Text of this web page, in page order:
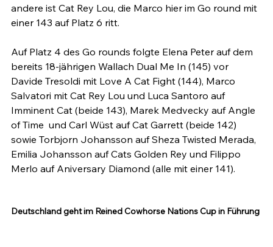
andere ist Cat Rey Lou, die Marco hier im Go round mit
einer 143 auf Platz 6 ritt.
Auf Platz 4 des Go rounds folgte Elena Peter auf dem
bereits 18-jährigen Wallach Dual Me In (145) vor
Davide Tresoldi mit Love A Cat Fight (144), Marco
Salvatori mit Cat Rey Lou und Luca Santoro auf
Imminent Cat (beide 143), Marek Medvecky auf Angle
of Time  und Carl Wüst auf Cat Garrett (beide 142)
sowie Torbjorn Johansson auf Sheza Twisted Merada,
Emilia Johansson auf Cats Golden Rey und Filippo
Merlo auf Aniversary Diamond (alle mit einer 141).
Deutschland geht im Reined Cowhorse Nations Cup in Führung